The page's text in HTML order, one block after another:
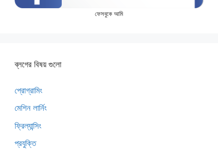
ফেসবুকে আমি
ব্লগের বিষয় গুলো
প্রোগ্রামিং
মেশিন লার্নিং
ফ্রিল্যান্সিং
প্রযুক্তি